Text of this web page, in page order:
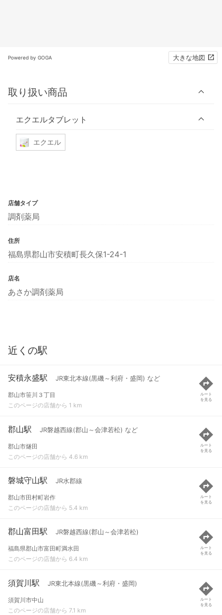
Powered by GOGA 大きな地図
取り扱い商品
エクエルタブレット
エクエル
店舗タイプ
調剤薬局
住所
福島県郡山市安積町長久保1-24-1
店名
あさか調剤薬局
近くの駅
安積永盛駅 JR東北本線(黒磯～利府・盛岡) など
郡山市笹川３丁目
このページの店舗から 1 km
ルート
を見る
郡山駅 JR磐越西線(郡山～会津若松) など
郡山市燧田
このページの店舗から 4.6 km
ルート
を見る
磐城守山駅 JR水郡線
郡山市田村町岩作
このページの店舗から 5.4 km
ルート
を見る
郡山富田駅 JR磐越西線(郡山～会津若松)
福島県郡山市富田町満水田
このページの店舗から 6.4 km
ルート
を見る
須賀川駅 JR東北本線(黒磯～利府・盛岡)
須賀川市中山
このページの店舗から 7.1 km
ルート
を見る